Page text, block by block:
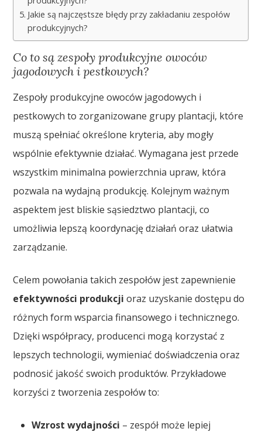
Jakie są najczęstsze błędy przy zakładaniu zespołów
produkcyjnych?
Co to są zespoły produkcyjne owoców
jagodowych i pestkowych?
Zespoły produkcyjne owoców jagodowych i
pestkowych to zorganizowane grupy plantacji, które
muszą spełniać określone kryteria, aby mogły
wspólnie efektywnie działać. Wymagana jest przede
wszystkim minimalna powierzchnia upraw, która
pozwala na wydajną produkcję. Kolejnym ważnym
aspektem jest bliskie sąsiedztwo plantacji, co
umożliwia lepszą koordynację działań oraz ułatwia
zarządzanie.
Celem powołania takich zespołów jest zapewnienie
efektywności produkcji oraz uzyskanie dostępu do
różnych form wsparcia finansowego i technicznego.
Dzięki współpracy, producenci mogą korzystać z
lepszych technologii, wymieniać doświadczenia oraz
podnosić jakość swoich produktów. Przykładowe
korzyści z tworzenia zespołów to:
Wzrost wydajności – zespół może lepiej